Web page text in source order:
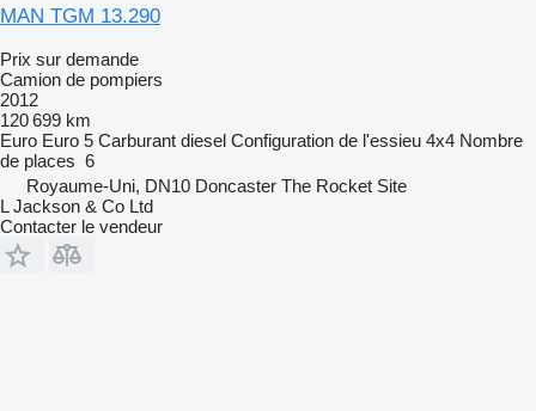
MAN TGM 13.290
Prix sur demande
Camion de pompiers
2012
120 699 km
Euro Euro 5 Carburant diesel Configuration de l'essieu 4x4 Nombre
de places 6
Royaume-Uni, DN10 Doncaster The Rocket Site
L Jackson & Co Ltd
Contacter le vendeur